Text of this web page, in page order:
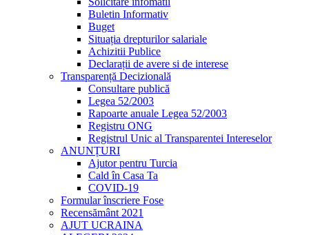
Buletin Informativ
Buget
Situația drepturilor salariale
Achizitii Publice
Declarații de avere si de interese
Transparență Decizională
Consultare publică
Legea 52/2003
Rapoarte anuale Legea 52/2003
Registru ONG
Registrul Unic al Transparentei Intereselor
ANUNȚURI
Ajutor pentru Turcia
Cald în Casa Ta
COVID-19
Formular înscriere Fose
Recensământ 2021
AJUT UCRAINA